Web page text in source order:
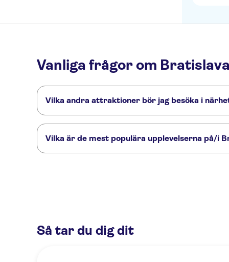
Vanliga frågor om
Vilka andra attraktioner bör jag besöka i
Bratislava slott Bratislavas gamla stadsdel Mikaels port,
Vilka är de mest populära upplevelserna på/i
Så tar du dig dit